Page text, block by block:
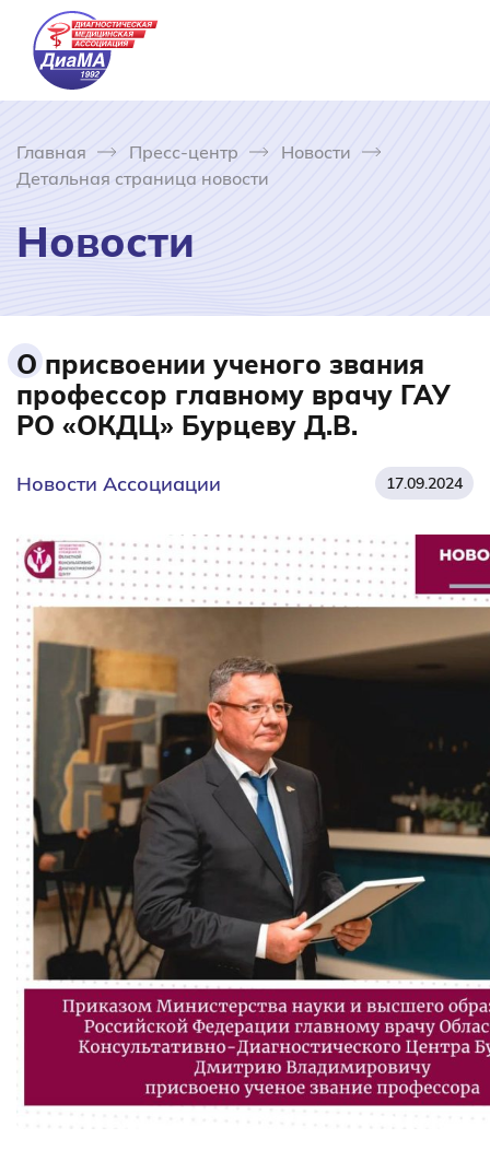
Главная Пресс-центр
Новости
Детальная страница новости
Новости
О присвоении ученого звания
профессор главному врачу ГАУ
РО «ОКДЦ» Бурцеву Д.В.
Новости Ассоциации 17.09.2024